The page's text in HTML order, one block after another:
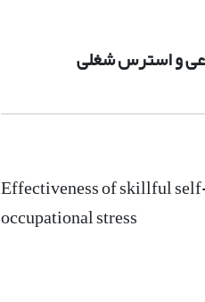
و استرس شغلی
Effectiveness of skillful
occupational stress